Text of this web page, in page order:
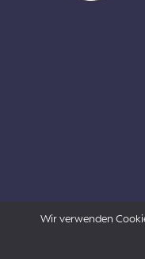
Powered by Aon
Wir verwenden